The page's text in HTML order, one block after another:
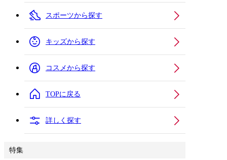
スポーツから探す
キッズから探す
コスメから探す
TOPに戻る
詳しく探す
特集